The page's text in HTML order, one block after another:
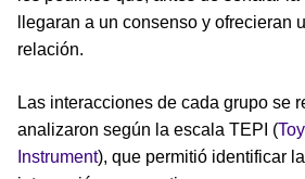
llegaran a un consenso y ofrecieran
relación.
Las interacciones de cada grupo se
analizaron según la escala TEPI (
Instrument), que permitió identificar